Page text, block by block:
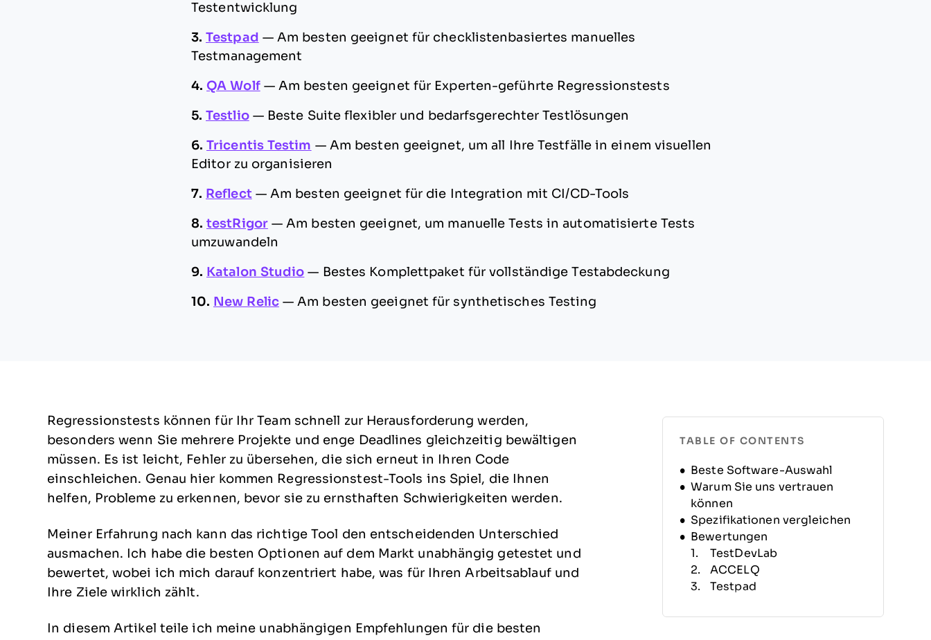
Testentwicklung
3. Testpad — Am besten geeignet für checklistenbasiertes manuelles
Testmanagement
4. QA Wolf — Am besten geeignet für Experten-geführte Regressionstests
5. Testlio — Beste Suite flexibler und bedarfsgerechter Testlösungen
6. Tricentis Testim — Am besten geeignet, um all Ihre Testfälle in einem visuellen
Editor zu organisieren
7. Reflect — Am besten geeignet für die Integration mit CI/CD-Tools
8. testRigor —Am besten geeignet, um manuelle Tests in automatisierte Tests
umzuwandeln
9. Katalon Studio — Bestes Komplettpaket für vollständige Testabdeckung
10. New Relic —Am besten geeignet für synthetisches Testing
Regressionstests können für Ihr Team schnell zur Herausforderung werden,
besonders wenn Sie mehrere Projekte und enge Deadlines gleichzeitig bewältigen
müssen. Es ist leicht, Fehler zu übersehen, die sich erneut in Ihren Code
einschleichen. Genau hier kommen Regressionstest-Tools ins Spiel, die Ihnen
helfen, Probleme zu erkennen, bevor sie zu ernsthaften Schwierigkeiten werden.
Meiner Erfahrung nach kann das richtige Tool den entscheidenden Unterschied
ausmachen. Ich habe die besten Optionen auf dem Markt unabhängig getestet und
bewertet, wobei ich mich darauf konzentriert habe, was für Ihren Arbeitsablauf und
Ihre Ziele wirklich zählt.
In diesem Artikel teile ich meine unabhängigen Empfehlungen für die besten
TABLE OF CONTENTS
Beste Software-Auswahl
Warum Sie uns vertrauen
können
Spezifikationen vergleichen
Bewertungen
TestDevLab
ACCELQ
Testpad
Testlio